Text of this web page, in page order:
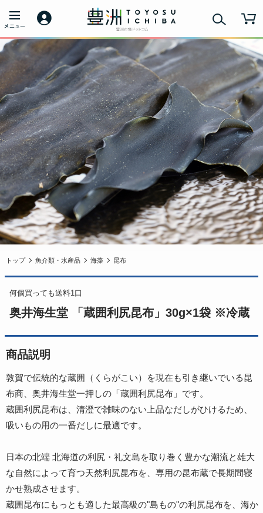
トップ 魚介類・水産品 海藻 昆布
何個買っても送料1口
奥井海生堂 「蔵囲利尻昆布」30g×1袋 ※冷蔵
商品説明
敦賀で伝統的な蔵囲（くらがこい）を現在も引き継いでいる昆
布商、奥井海生堂一押しの「蔵囲利尻昆布」です。
蔵囲利尻昆布は、清澄で雑味のない上品なだしがひけるため、
吸いもの用の一番だしに最適です。
日本の北端 北海道の利尻・礼文島を取り巻く豊かな潮流と雄大
な自然によって育つ天然利尻昆布を、専用の昆布蔵で長期間寝
かせ熟成させます。
蔵囲昆布にもっとも適した最高級の"島もの"の利尻昆布を、海か